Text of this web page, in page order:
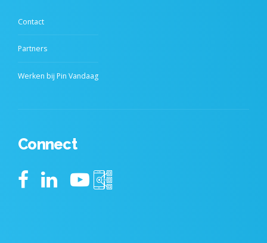
Contact
Partners
Werken bij Pin Vandaag
Connect